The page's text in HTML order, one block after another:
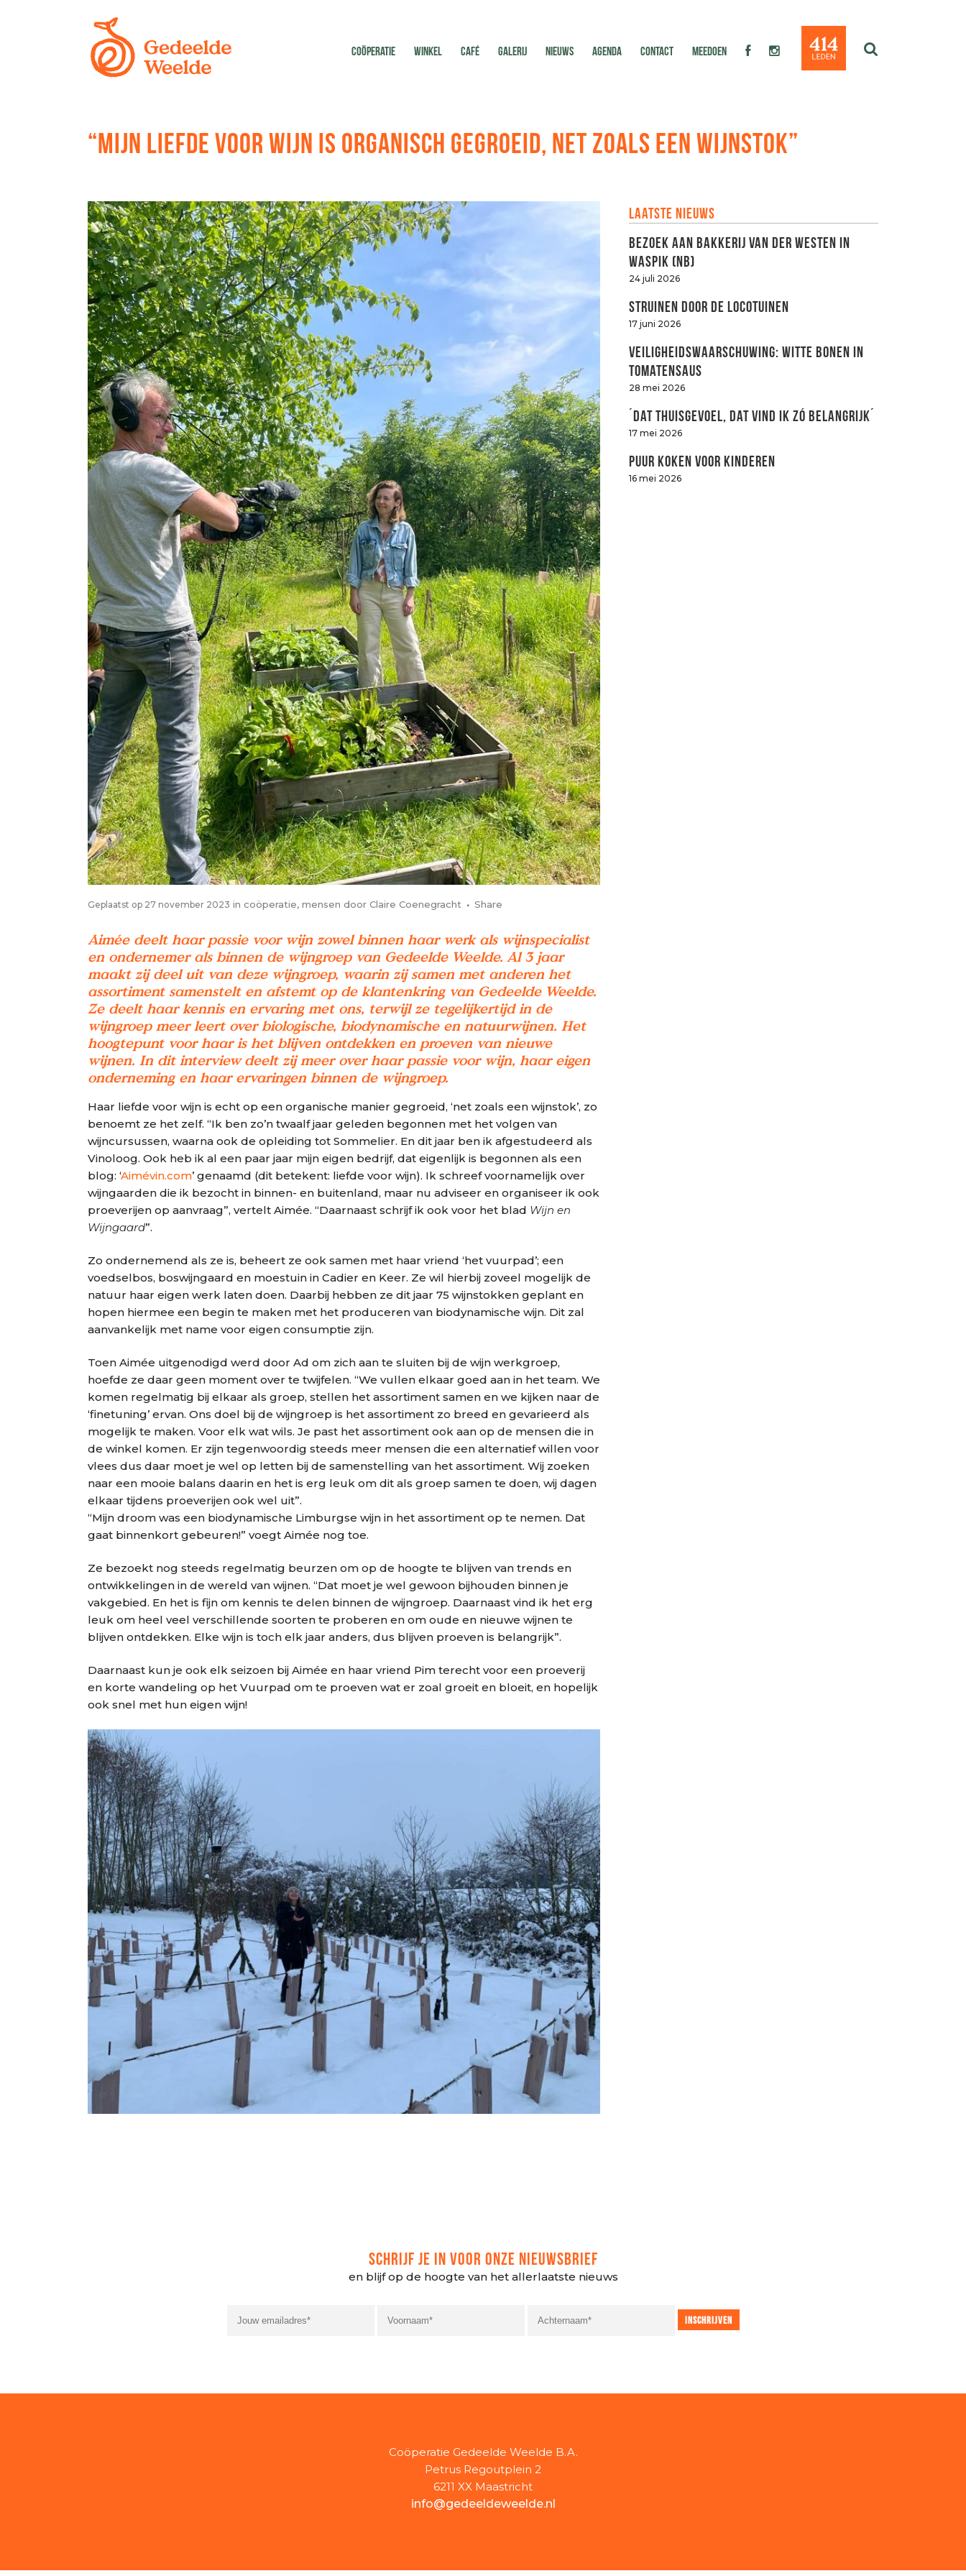
COÖPERATIE WINKEL CAFÉ GALERIJ NIEUWS AGENDA CONTACT MEEDOEN
“MIJN LIEFDE VOOR WIJN IS ORGANISCH GEGROEID, NET ZOALS EEN WIJNSTOK”
Geplaatst op 27 november 2023 in coöperatie, mensen door Claire Coenegracht Share
Aimée deelt haar passie voor wijn zowel binnen haar werk als wijnspecialist
en ondernemer als binnen de wijngroep van Gedeelde Weelde. Al 3 jaar
maakt zij deel uit van deze wijngroep, waarin zij samen met anderen het
assortiment samenstelt en afstemt op de klantenkring van Gedeelde Weelde.
Ze deelt haar kennis en ervaring met ons, terwijl ze tegelijkertijd in de
wijngroep meer leert over biologische, biodynamische en natuurwijnen. Het
hoogtepunt voor haar is het blijven ontdekken en proeven van nieuwe
wijnen. In dit interview deelt zij meer over haar passie voor wijn, haar eigen
onderneming en haar ervaringen binnen de wijngroep.
Haar liefde voor wijn is echt op een organische manier gegroeid, ‘net zoals een wijnstok’, zo
benoemt ze het zelf. “Ik ben zo’n twaalf jaar geleden begonnen met het volgen van
wijncursussen, waarna ook de opleiding tot Sommelier. En dit jaar ben ik afgestudeerd als
Vinoloog. Ook heb ik al een paar jaar mijn eigen bedrijf, dat eigenlijk is begonnen als een
blog: ‘Aimévin.com’ genaamd (dit betekent: liefde voor wijn). Ik schreef voornamelijk over
wijngaarden die ik bezocht in binnen- en buitenland, maar nu adviseer en organiseer ik ook
proeverijen op aanvraag”, vertelt Aimée. “Daarnaast schrijf ik ook voor het blad Wijn en
Wijngaard”.
Zo ondernemend als ze is, beheert ze ook samen met haar vriend ‘het vuurpad’; een
voedselbos, boswijngaard en moestuin in Cadier en Keer. Ze wil hierbij zoveel mogelijk de
natuur haar eigen werk laten doen. Daarbij hebben ze dit jaar 75 wijnstokken geplant en
hopen hiermee een begin te maken met het produceren van biodynamische wijn. Dit zal
aanvankelijk met name voor eigen consumptie zijn.
Toen Aimée uitgenodigd werd door Ad om zich aan te sluiten bij de wijn werkgroep,
hoefde ze daar geen moment over te twijfelen. “We vullen elkaar goed aan in het team. We
komen regelmatig bij elkaar als groep, stellen het assortiment samen en we kijken naar de
‘finetuning’ ervan. Ons doel bij de wijngroep is het assortiment zo breed en gevarieerd als
mogelijk te maken. Voor elk wat wils. Je past het assortiment ook aan op de mensen die in
de winkel komen. Er zijn tegenwoordig steeds meer mensen die een alternatief willen voor
vlees dus daar moet je wel op letten bij de samenstelling van het assortiment. Wij zoeken
naar een mooie balans daarin en het is erg leuk om dit als groep samen te doen, wij dagen
elkaar tijdens proeverijen ook wel uit”.
“Mijn droom was een biodynamische Limburgse wijn in het assortiment op te nemen. Dat
gaat binnenkort gebeuren!” voegt Aimée nog toe.
Ze bezoekt nog steeds regelmatig beurzen om op de hoogte te blijven van trends en
ontwikkelingen in de wereld van wijnen. “Dat moet je wel gewoon bijhouden binnen je
vakgebied. En het is fijn om kennis te delen binnen de wijngroep. Daarnaast vind ik het erg
leuk om heel veel verschillende soorten te proberen en om oude en nieuwe wijnen te
blijven ontdekken. Elke wijn is toch elk jaar anders, dus blijven proeven is belangrijk”.
Daarnaast kun je ook elk seizoen bij Aimée en haar vriend Pim terecht voor een proeverij
en korte wandeling op het Vuurpad om te proeven wat er zoal groeit en bloeit, en hopelijk
ook snel met hun eigen wijn!
Laatste nieuws
Bezoek aan Bakkerij van der Westen in
Waspik (NB)
24 juli 2026
Struinen door de LOCOtuinen
17 juni 2026
Veiligheidswaarschuwing: witte bonen in
tomatensaus
28 mei 2026
´Dat thuisgevoel, dat vind ik zó belangrijk´
17 mei 2026
Puur koken voor kinderen
16 mei 2026
SCHRIJF JE IN VOOR ONZE NIEUWSBRIEF
en blijf op de hoogte van het allerlaatste nieuws
Coöperatie Gedeelde Weelde B.A.
Petrus Regoutplein 2
6211 XX Maastricht
info@gedeeldeweelde.nl